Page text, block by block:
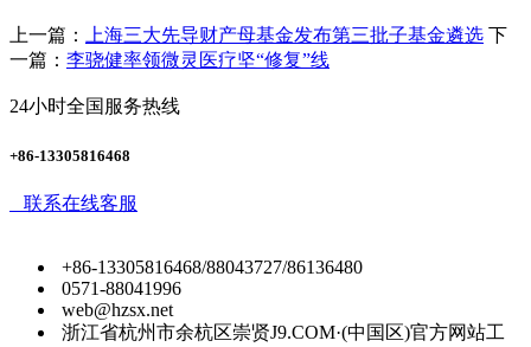
上一篇： 上海三大先导财产母基金发布第三批子基金遴选 下
一篇： 李骁健率领微灵医疗坚“修复”线
24小时全国服务热线
+86-13305816468
联系在线客服
+86-13305816468/88043727/86136480
0571-88041996
web@hzsx.net
浙江省杭州市余杭区崇贤J9.COM·(中国区)官方网站工